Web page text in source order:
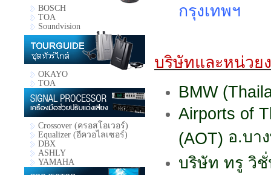
BOSCH
TOA
Soundvision
OKAYO
TOA
Crossover (ครอสโอเวอร์)
Equalizer (อีควอไลเซอร์)
DBX
ASHLY
YAMAHA
กรุงเทพฯ
บริษัทและหน่วย
BMW
Airports of
(AOT) อ.บา
บริษัท ทรู วิ